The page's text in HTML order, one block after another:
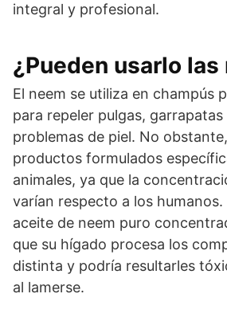
integral y profesional.
¿Pueden usarlo
El neem se utiliza en champús
para repeler pulgas,
problemas de piel. No
productos formulados
animales, ya que la
varían respecto a los
aceite de neem puro
que su hígado procesa los
distinta y podría resultarles
al lamerse.